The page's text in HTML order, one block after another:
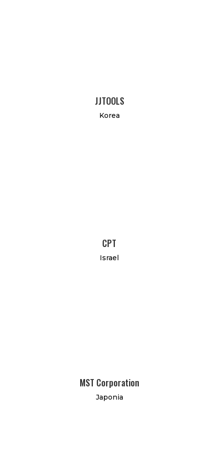
JJTOOLS
Korea
CPT
Israel
MST Corporation
Japonia